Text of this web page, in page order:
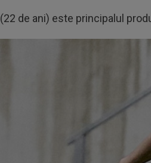
(22 de ani) este principalul